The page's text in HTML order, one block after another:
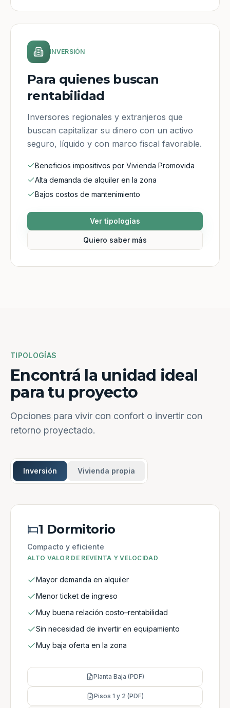
INVERSIÓN
Para quienes buscan
rentabilidad
Inversores regionales y extranjeros que
buscan capitalizar su dinero con un activo
seguro, líquido y con marco fiscal favorable.
Beneficios impositivos por Vivienda Promovida
Alta demanda de alquiler en la zona
Bajos costos de mantenimiento
Ver tipologías
Quiero saber más
TIPOLOGÍAS
Encontrá la unidad ideal
para tu proyecto
Opciones para vivir con confort o invertir con
retorno proyectado.
Inversión Vivienda propia
1 Dormitorio
Compacto y eficiente
ALTO VALOR DE REVENTA Y VELOCIDAD
Mayor demanda en alquiler
Menor ticket de ingreso
Muy buena relación costo–rentabilidad
Sin necesidad de invertir en equipamiento
Muy baja oferta en la zona
Planta Baja (PDF)
Pisos 1 y 2 (PDF)